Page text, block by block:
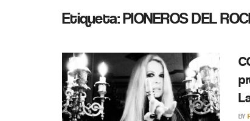
Etiqueta:PIONEROS DEL
BY